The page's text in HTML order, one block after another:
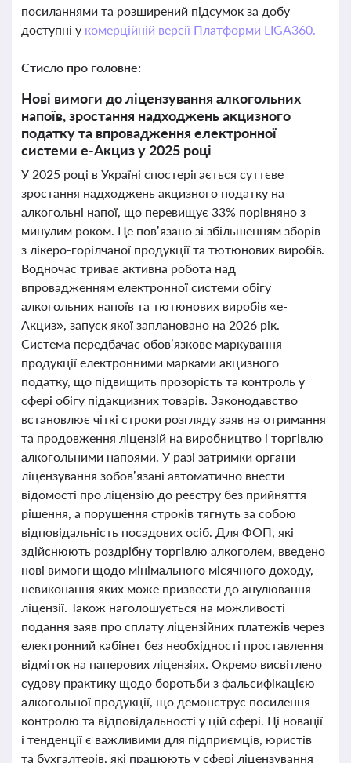
посиланнями та розширений підсумок за добу
доступні у комерційній версії Платформи LIGA360.
Стисло про головне:
Нові вимоги до ліцензування алкогольних
напоїв, зростання надходжень акцизного
податку та впровадження електронної
системи е-Акциз у 2025 році
У 2025 році в Україні спостерігається суттєве
зростання надходжень акцизного податку на
алкогольні напої, що перевищує 33% порівняно з
минулим роком. Це пов’язано зі збільшенням зборів
з лікеро-горілчаної продукції та тютюнових виробів.
Водночас триває активна робота над
впровадженням електронної системи обігу
алкогольних напоїв та тютюнових виробів «е-
Акциз», запуск якої заплановано на 2026 рік.
Система передбачає обов’язкове маркування
продукції електронними марками акцизного
податку, що підвищить прозорість та контроль у
сфері обігу підакцизних товарів. Законодавство
встановлює чіткі строки розгляду заяв на отримання
та продовження ліцензій на виробництво і торгівлю
алкогольними напоями. У разі затримки органи
ліцензування зобов’язані автоматично внести
відомості про ліцензію до реєстру без прийняття
рішення, а порушення строків тягнуть за собою
відповідальність посадових осіб. Для ФОП, які
здійснюють роздрібну торгівлю алкоголем, введено
нові вимоги щодо мінімального місячного доходу,
невиконання яких може призвести до анулювання
ліцензії. Також наголошується на можливості
подання заяв про сплату ліцензійних платежів через
електронний кабінет без необхідності проставлення
відміток на паперових ліцензіях. Окремо висвітлено
судову практику щодо боротьби з фальсифікацією
алкогольної продукції, що демонструє посилення
контролю та відповідальності у цій сфері. Ці новації
і тенденції є важливими для підприємців, юристів
та бухгалтерів, які працюють у сфері ліцензування